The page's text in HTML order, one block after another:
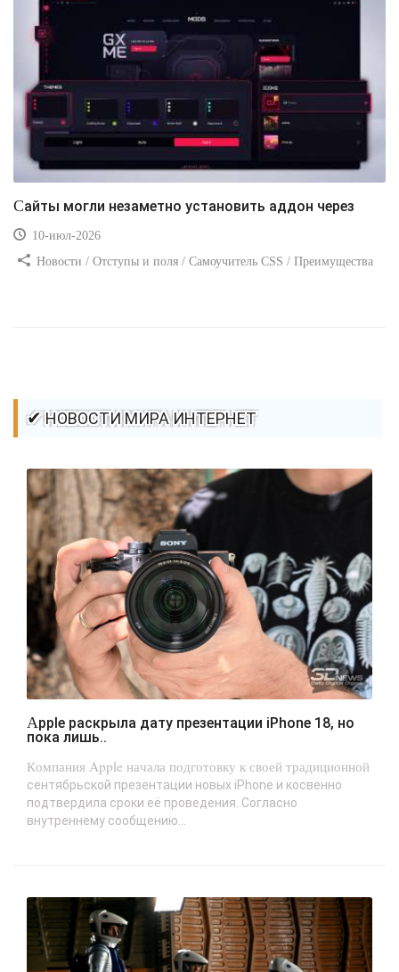
Сайты могли незаметно установить аддон через
10-июл-2026
Новости / Отступы и поля / Самоучитель CSS / Преимущества
✔ НОВОСТИ МИРА ИНТЕРНЕТ
Apple раскрыла дату презентации iPhone 18, но
пока лишь..
Компания Apple начала подготовку к своей традиционной
сентябрьской презентации новых iPhone и косвенно
подтвердила сроки её проведения. Согласно
внутреннему сообщению...